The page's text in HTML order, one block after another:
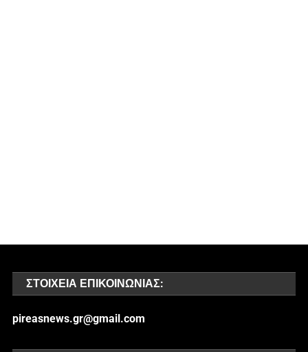
ΣΤΟΙΧΕΊΑ ΕΠΙΚΟΙΝΩΝΊΑΣ:
pireasnews.gr@gmail.com